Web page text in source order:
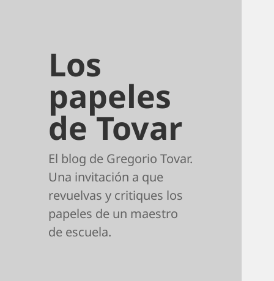
Los
papeles
de Tovar
El blog de Gregorio Tovar.
Una invitación a que
revuelvas y critiques los
papeles de un maestro
de escuela.